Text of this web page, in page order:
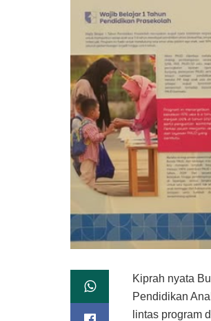
Kiprah nyata
Pendidikan
lintas program